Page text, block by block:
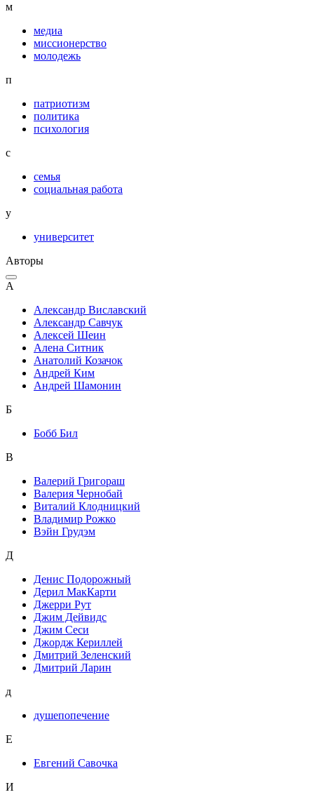
м
медиа
миссионерство
молодежь
п
патриотизм
политика
психология
с
семья
социальная работа
у
университет
Авторы
А
Александр Виславский
Александр Савчук
Алексей Шеин
Алена Ситник
Анатолий Козачок
Андрей Ким
Андрей Шамонин
Б
Бобб Бил
В
Валерий Григораш
Валерия Чернобай
Виталий Клодницкий
Владимир Рожко
Вэйн Грудэм
Д
Денис Подорожный
Дерил МакКарти
Джерри Рут
Джим Дейвидс
Джим Сеси
Джордж Кериллей
Дмитрий Зеленский
Дмитрий Ларин
д
душепопечение
Е
Евгений Савочка
И